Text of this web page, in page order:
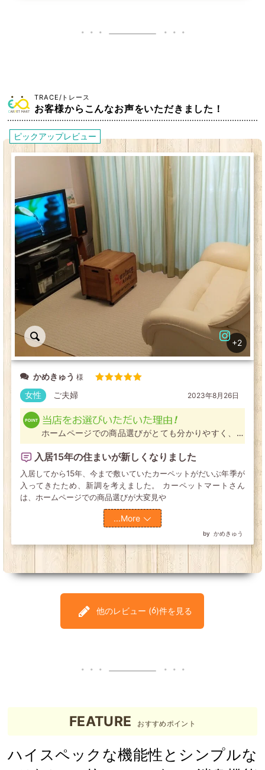
TRACE/トレース
お客様からこんなお声をいただきました！
ピックアップレビュー
+2
かめきゅう
2023年8月26日
かめきゅう
女性 ご夫婦
ホームページでの商品選びがとても分かりやすく、ま
た、サンプルを送ってくださるサービスもあり、安心
と信頼性を感じたため。
入居15年の住まいが新しくなりました
入居してから15年、今まで敷いていたカーペットがだいぶ年季が
入ってきたため、新調を考えました。 カーペットマートさん
は、ホームページでの商品選びが大変見や
...More
他のレビュー (6)件を見る
FEATURE おすすめポイント
ハイスペックな機能性とシンプルな